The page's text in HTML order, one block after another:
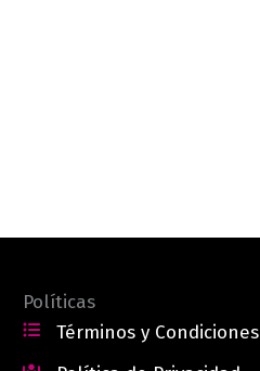
Políticas
Términos y Condiciones